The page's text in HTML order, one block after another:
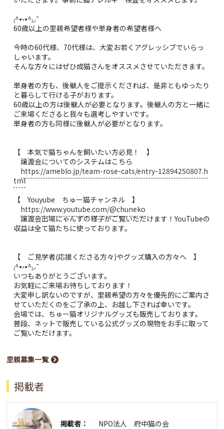
₍ᐞ•༝•ᐞ₎◞ ̑̑
60歳以上の里親希望者様や単身者の希望者様へ
今時の60代様、70代様は、大変お若くアグレッシブでいらっ
しゃいます。
そんな方々にはぜひ成猫さんをオススメさせていただきます。
単身者の方も、後継人をご提示くだされば、是非ともゆったり
と暮らして行ける子がおります。
60歳以上の方は後継人が必要となります。後継人の方と一緒に
ご来場くださると我々も選考しやすいです。
単身者の方も同様に後継人が必要がとなります。
【 本気で猫ちゃんを飼いたい方必見！ 】
譲渡会についてのシステムはこちら
https://ameblo.jp/team-rose-cats/entry-12894250807.h
tml
【 Youyube ちゅー猫チャンネル 】
https://www.youtube.com/@chuneko
譲渡会出場にゃんずの様子がご覧いただけます！YouTubeの
収益は全て猫たちに使っております。
【 ご見学者(応援くださる方々)やグッズ購入の方々へ 】
₍ᐞ•༝•ᐞ₎◞ ̑̑
いつもありがとうございます。
お気軽にご来場お待ちしております！
大変申し訳ないのですが、里親希望の方々を優先的にご案内さ
せていただくのをご了承の上、お越し下されば幸いです。
会場では、ちゅー猫オリジナルグッズも販売しております。
普段、ネットで販売している公式グッズの現物をお手に取って
ご覧いただけます。
里親募集一覧
掲載者
掲載者：
NPO法人 府中猫の会